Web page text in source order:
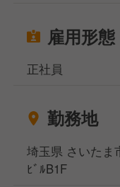
整備されているの
入社後１年間は、
OJT研修でしっか
その他にもビジネ
テンアライドでは
います！ぜひご応
雇用形態
正社員
勤務地
埼玉県 さいた
ﾋﾞﾙB1F